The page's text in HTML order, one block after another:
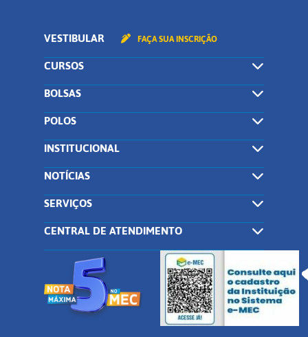
VESTIBULAR FAÇA SUA INSCRIÇÃO
CURSOS
BOLSAS
POLOS
INSTITUCIONAL
NOTÍCIAS
SERVIÇOS
CENTRAL DE ATENDIMENTO